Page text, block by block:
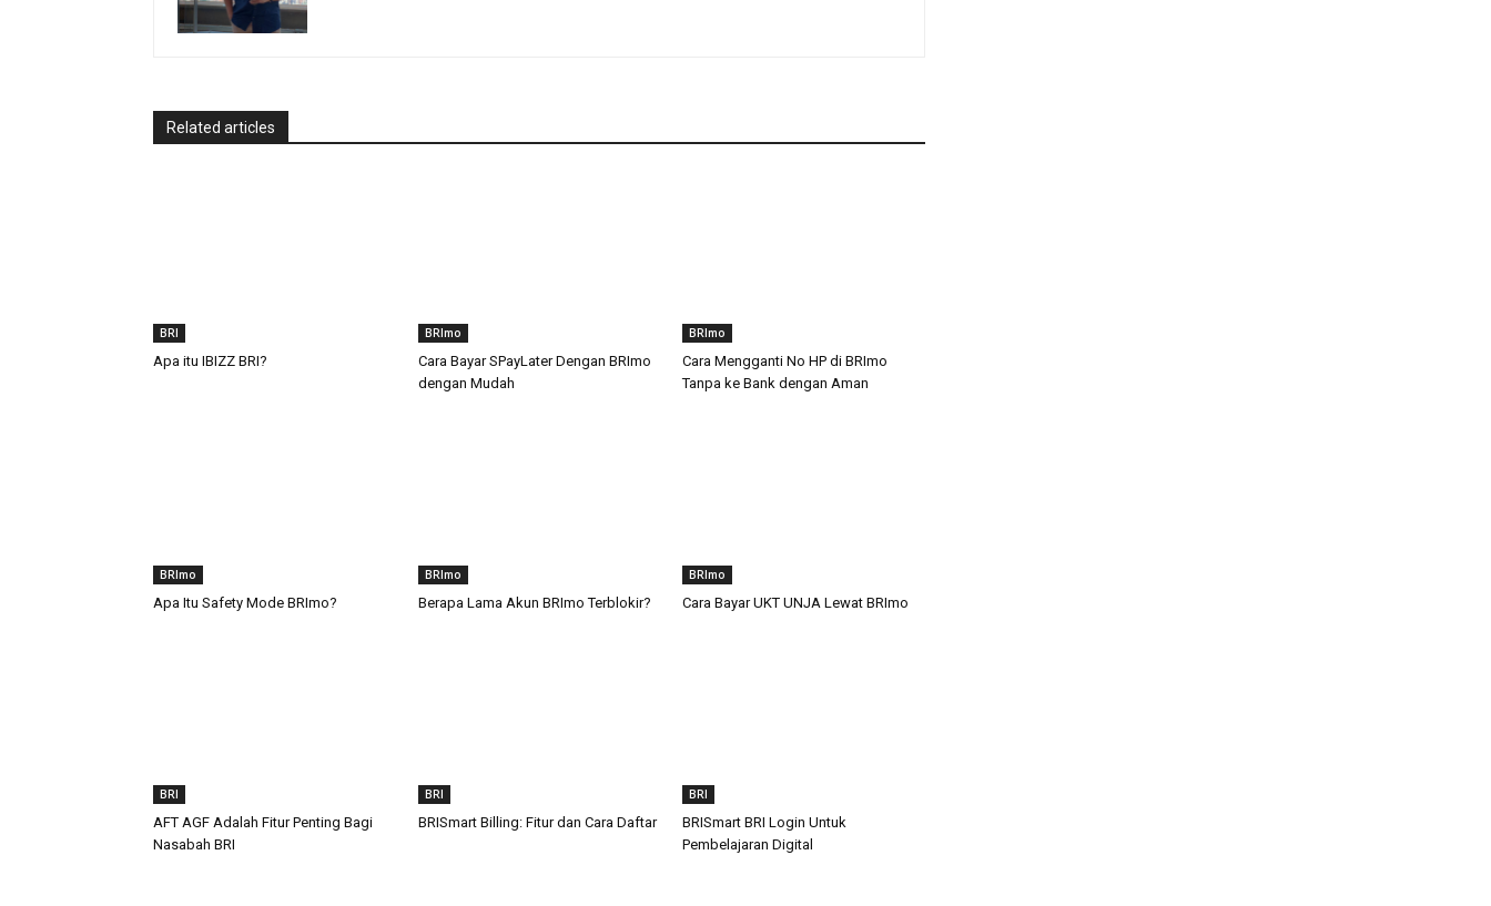
Related articles
BRI
Apa itu IBIZZ BRI?
BRImo
Cara Bayar SPayLater Dengan BRImo
dengan Mudah
BRImo
Cara Mengganti No HP di BRImo
Tanpa ke Bank dengan Aman
BRImo
Apa Itu Safety Mode BRImo?
BRImo
Berapa Lama Akun BRImo Terblokir?
BRImo
Cara Bayar UKT UNJA Lewat BRImo
BRI
AFT AGF Adalah Fitur Penting Bagi
Nasabah BRI
BRI
BRISmart Billing: Fitur dan Cara Daftar
BRI
BRISmart BRI Login Untuk
Pembelajaran Digital